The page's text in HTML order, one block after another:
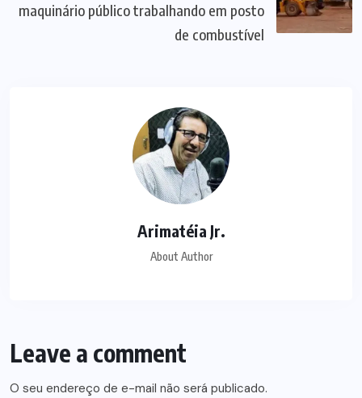
maquinário público trabalhando em posto
de combustível
Arimatéia Jr.
About Author
Leave a comment
O seu endereço de e-mail não será publicado.